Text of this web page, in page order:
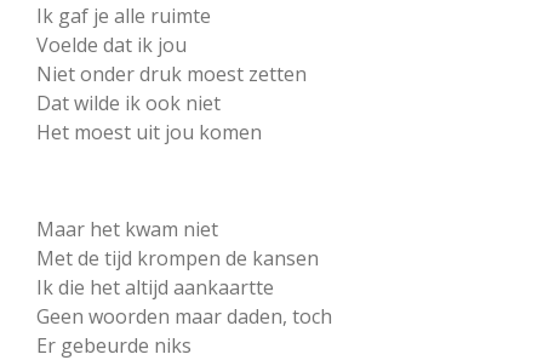
Ik gaf je alle ruimte
Voelde dat ik jou
Niet onder druk moest zetten
Dat wilde ik ook niet
Het moest uit jou komen
Maar het kwam niet
Met de tijd krompen de kansen
Ik die het altijd aankaartte
Geen woorden maar daden, toch
Er gebeurde niks